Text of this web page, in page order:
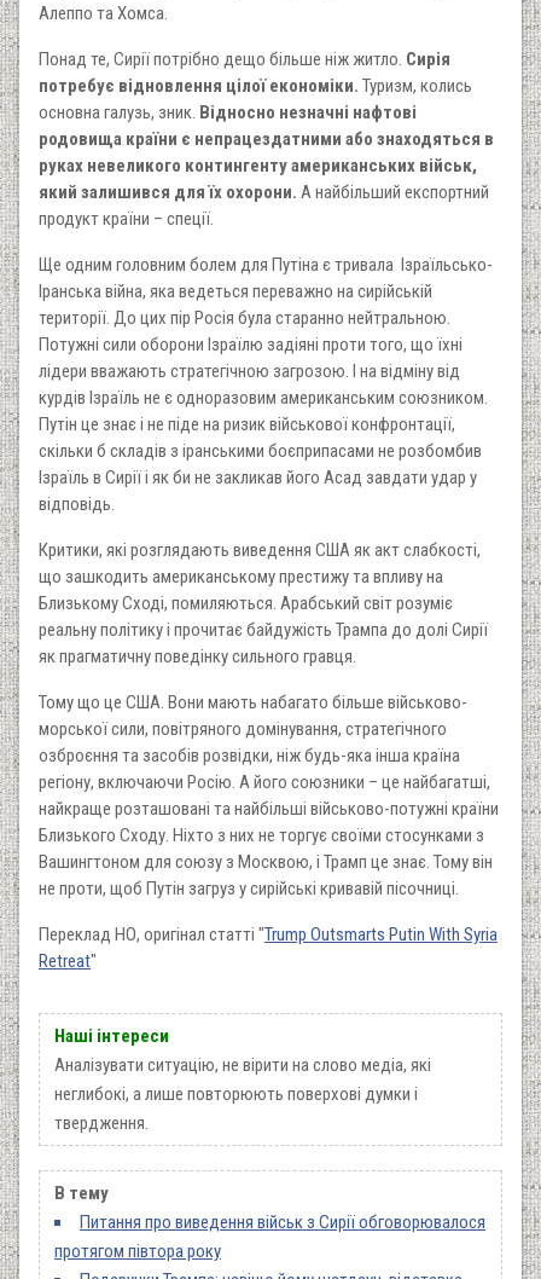
Алеппо та Хомса.
Понад те, Сирії потрібно дещо більше ніж житло. Сирія
потребує відновлення цілої економіки. Туризм, колись
основна галузь, зник. Відносно незначні нафтові
родовища країни є непрацездатними або знаходяться в
руках невеликого контингенту американських військ,
який залишився для їх охорони. А найбільший експортний
продукт країни – спеції.
Ще одним головним болем для Путіна є тривала Ізраїльсько-
Іранська війна, яка ведеться переважно на сирійській
території. До цих пір Росія була старанно нейтральною.
Потужні сили оборони Ізраїлю задіяні проти того, що їхні
лідери вважають стратегічною загрозою. І на відміну від
курдів Ізраїль не є одноразовим американським союзником.
Путін це знає і не піде на ризик військової конфронтації,
скільки б складів з іранськими боєприпасами не розбомбив
Ізраїль в Сирії і як би не закликав його Асад завдати удар у
відповідь.
Критики, які розглядають виведення США як акт слабкості,
що зашкодить американському престижу та впливу на
Близькому Сході, помиляються. Арабський світ розуміє
реальну політику і прочитає байдужість Трампа до долі Сирії
як прагматичну поведінку сильного гравця.
Тому що це США. Вони мають набагато більше військово-
морської сили, повітряного домінування, стратегічного
озброєння та засобів розвідки, ніж будь-яка інша країна
регіону, включаючи Росію. А його союзники – це найбагатші,
найкраще розташовані та найбільші військово-потужні країни
Близького Сходу. Ніхто з них не торгує своїми стосунками з
Вашингтоном для союзу з Москвою, і Трамп це знає. Тому він
не проти, щоб Путін загруз у сирійські кривавій пісочниці.
Переклад НО, оригінал статті "Trump Outsmarts Putin With Syria
Retreat"
Наші інтереси
Аналізувати ситуацію, не вірити на слово медіа, які
неглибокі, а лише повторюють поверхові думки і
твердження.
В тему
Питання про виведення військ з Сирії обговорювалося
протягом півтора року